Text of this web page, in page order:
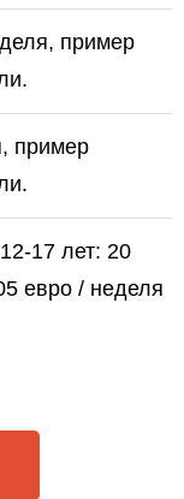
пример
пример
17 лет: 20
евро / неделя